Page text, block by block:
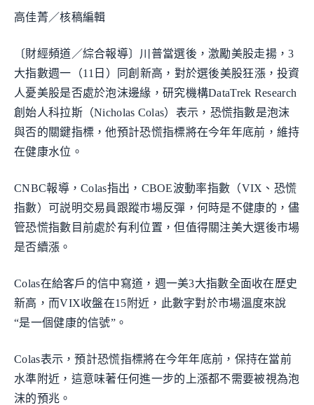
高佳菁／核稿編輯
〔財經頻道／綜合報導〕川普當選後，激勵美股走揚，3
大指數週一（11日）同創新高，對於選後美股狂漲，投資
人憂美股是否處於泡沫邊緣，研究機構DataTrek Research
創始人科拉斯（Nicholas Colas）表示，恐慌指數是泡沫
與否的關鍵指標，他預計恐慌指標將在今年年底前，維持
在健康水位。
CNBC報導，Colas指出，CBOE波動率指數（VIX、恐慌
指數）可説明交易員跟蹤市場反彈，何時是不健康的，儘
管恐慌指數目前處於有利位置，但值得關注美大選後市場
是否續漲。
Colas在給客戶的信中寫道，週一美3大指數全面收在歷史
新高，而VIX收盤在15附近，此數字對於市場溫度來說
“是一個健康的信號”。
Colas表示，預計恐慌指標將在今年年底前，保持在當前
水準附近，這意味著任何進一步的上漲都不需要被視為泡
沫的預兆。